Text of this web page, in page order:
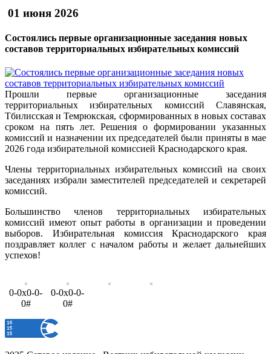
01 июня 2026
Состоялись первые организационные заседания новых
составов территориальных избирательных комиссий
Прошли первые организационные заседания
территориальных избирательных комиссий Славянская,
Тбилисская и Темрюкская, сформированных в новых составах
сроком на пять лет. Решения о формировании указанных
комиссий и назначении их председателей были приняты в мае
2026 года избирательной комиссией Краснодарского края.
Члены территориальных избирательных комиссий на своих
заседаниях избрали заместителей председателей и секретарей
комиссий.
Большинство членов территориальных избирательных
комиссий имеют опыт работы в организации и проведении
выборов. Избирательная комиссия Краснодарского края
поздравляет коллег с началом работы и желает дальнейших
успехов!
0-0x0-0-
0#
0-0x0-0-
0#